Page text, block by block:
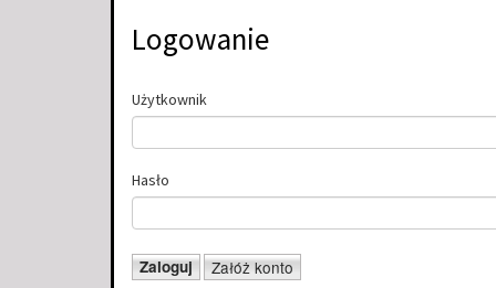
Logowanie
Użytkownik
Hasło